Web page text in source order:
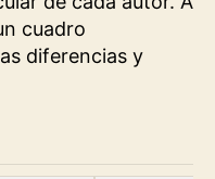
cuadro
diferencias y